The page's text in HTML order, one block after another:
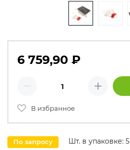
6 759,90 ₽
Плюс
В избранное
По запросу Шт. в упаковке: 5